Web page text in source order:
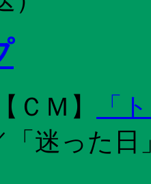
【 ＣＭ 】
「
「迷った